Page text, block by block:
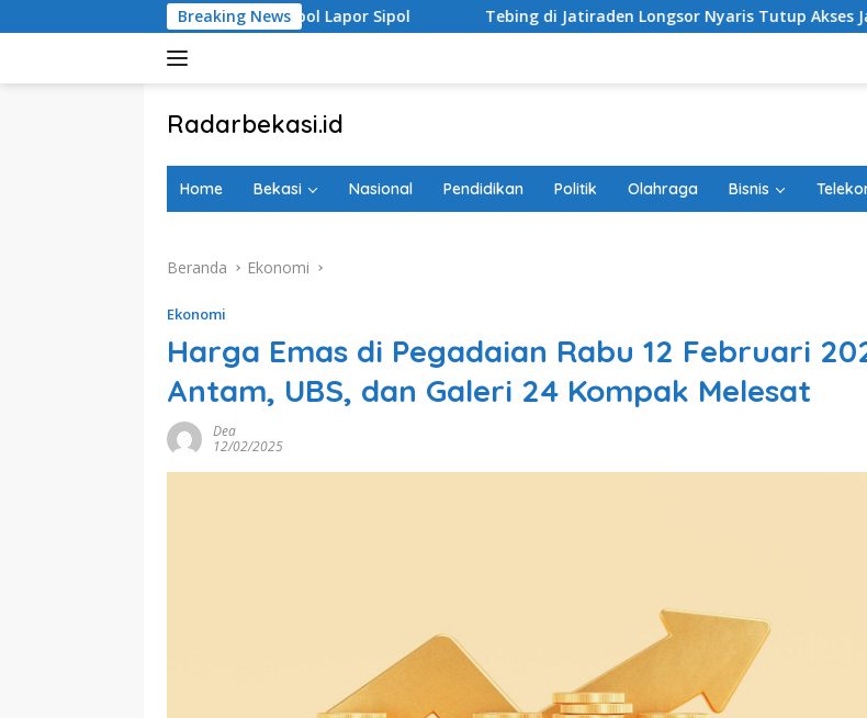
ke
Breaking News
Ingatkan Parpol Lapor Sipol Tebing di Jatiraden Longsor Nyaris Tutup Akses Jalan 100
Radarbekasi.id
Bekasi
Home Bekasi Nasional Pendidikan Politik Olahraga Bisnis
Beranda Ekonomi
Ekonomi
Harga Emas di Pegadaian Rabu 12 Februari
Antam, UBS, dan Galeri 24 Kompak Melesat
Dea
12/02/2025